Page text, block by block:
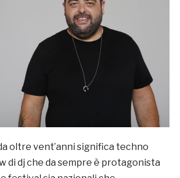
oltre vent’anni significa techno
di dj che da sempre è protagonista